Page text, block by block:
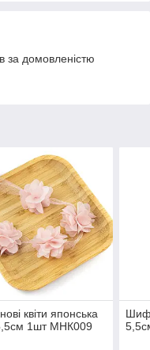
за домовленістю
квіти японська
1шт MHК009